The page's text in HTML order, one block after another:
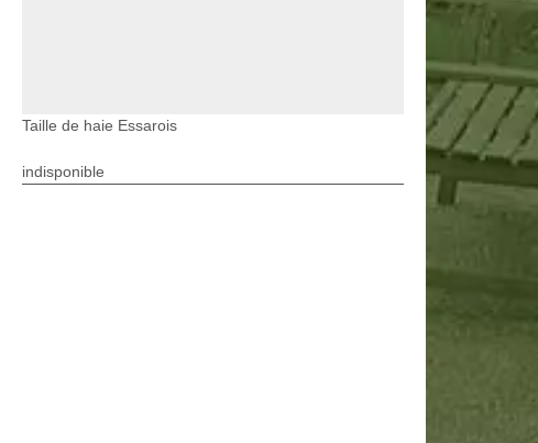
Taille de haie Essarois
indisponible